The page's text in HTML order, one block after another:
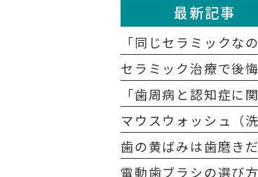
最新記事
電動歯ブラシの選び方